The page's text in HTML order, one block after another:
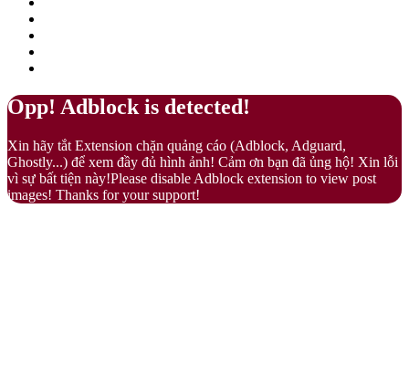
Back
to
button
Close
Opp! Adblock is detected!
Xin hãy tắt Extension chặn quảng cáo (Adblock, Adguard,
Ghostly...) để xem đầy đủ hình ảnh! Cảm ơn bạn đã ủng hộ! Xin lỗi
vì sự bất tiện này!Please disable Adblock extension to view post
images! Thanks for your support!